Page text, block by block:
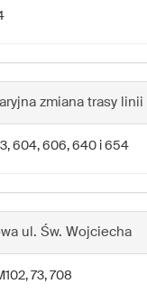
zmiana trasy
604, 606, 640 i 654
ul. Św. Wojciecha
73, 708